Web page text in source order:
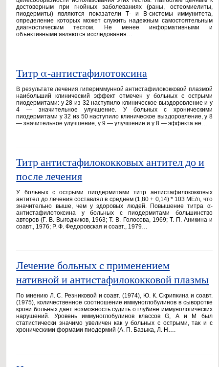
достоверным при гнойных заболеваниях (раны, остеомиелиты,
пиодермиты) являются показатели Т- и В-системы иммунитета,
определение которых может служить надежным самостоятельным
диагностическим тестом. Не менее информативными и
объективными являются исследования…
Титр α-антистафилотоксина
В результате лечения гипериммунной антистафилококковой плазмой
наибольший клинический эффект отмечен у больных с острыми
пиодермитами: у 28 из 32 наступило клиническое выздоровление и у
4 — значительное улучшение. У больных с хроническими
пиодермитами у 32 из 50 наступило клиническое выздоровление, у 8
— значительное улучшение, у 9 — улучшение и у 8 — эффекта не…
Титр антистафилококковых антител до и
после лечения
У больных с острыми пиодермитами титр антистафилококковых
антител до лечения составлял в среднем (1,80 + 0,14) * 103 МЕ/л, что
значительно выше, чем у здоровых людей. Повышение титра α-
антистафилотоксина у больных с пиодермитами большинство
авторов (Г. В. Выгодчиков, 1963; Т. В. Голосова, 1969; Т. П. Аникина и
соавт., 1976; Р. Ф. Федоровская и соавт., 1979…
Лечение больных с применением
нативной и антистафилококковой плазмы
По мнению Л. С. Резниковой и соавт. (1974), Ю. К. Скрипкина и соавт.
(1975), количественное соотношение иммуноглобулинов в сыворотке
крови больных дает возможность судить о глубине иммунологических
нарушений. Уровень иммуноглобулинов классов G, А и М был
статистически значимо увеличен как у больных с острыми, так и с
хроническими формами пиодермий (А. П. Базыка, Л. Н….